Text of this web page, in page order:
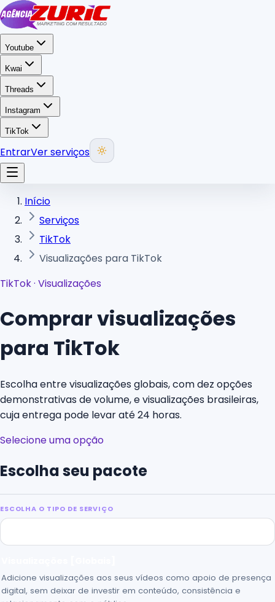
Youtube
Kwai
Threads
Instagram
TikTok
EntrarVer serviços
Início
Serviços
TikTok
Visualizações para TikTok
TikTok· Visualizações
Comprar visualizações
para TikTok
Escolha entre visualizações globais, com dez opções
demonstrativas de volume, e visualizações brasileiras,
cuja entrega pode levar até 24 horas.
Selecione uma opção
Escolha seu pacote
ESCOLHA O TIPO DE SERVIÇO
Adicione visualizações aos seus vídeos como apoio de presença
digital, sem deixar de investir em conteúdo, consistência e